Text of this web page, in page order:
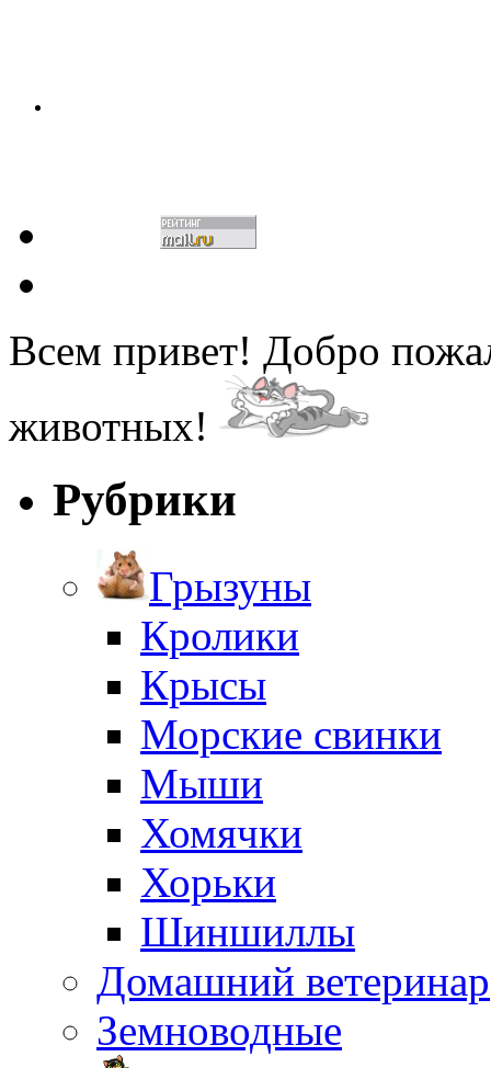
Всем привет! Добро
животных!
Рубрики
Грызуны
Кролики
Крысы
Морские свинки
Мыши
Хомячки
Хорьки
Шиншиллы
Домашний ветеринар
Земноводные